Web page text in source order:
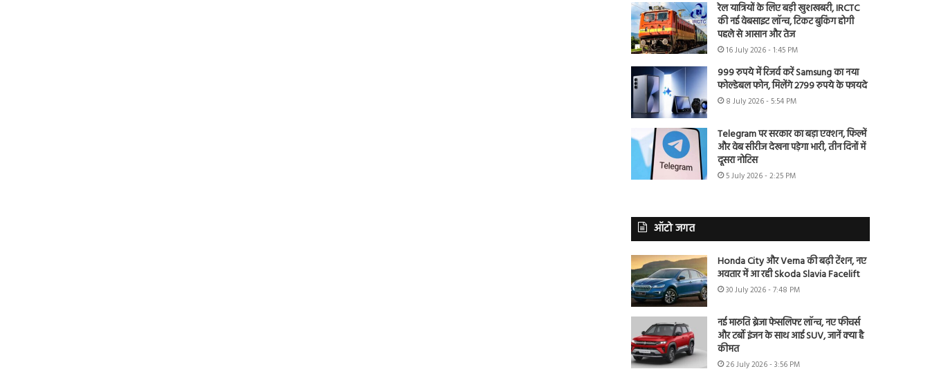
रेल यात्रियों के लिए बड़ी खुशखबरी, IRCTC
की नई वेबसाइट लॉन्च, टिकट बुकिंग होगी
पहले से आसान और तेज
16 July 2026 - 1:45 PM
999 रुपये में रिजर्व करें Samsung का नया
फोल्डेबल फोन, मिलेंगे 2799 रुपये के फायदे
8 July 2026 - 5:54 PM
Telegram पर सरकार का बड़ा एक्शन, फिल्में
और वेब सीरीज देखना पड़ेगा भारी, तीन दिनों में
दूसरा नोटिस
5 July 2026 - 2:25 PM
ऑटो जगत
Honda City और Verna की बढ़ी टेंशन, नए
अवतार में आ रही Skoda Slavia Facelift
30 July 2026 - 7:48 PM
नई मारुति ब्रेजा फेसलिफ्ट लॉन्च, नए फीचर्स
और टर्बो इंजन के साथ आई SUV, जानें क्या है
कीमत
26 July 2026 - 3:56 PM